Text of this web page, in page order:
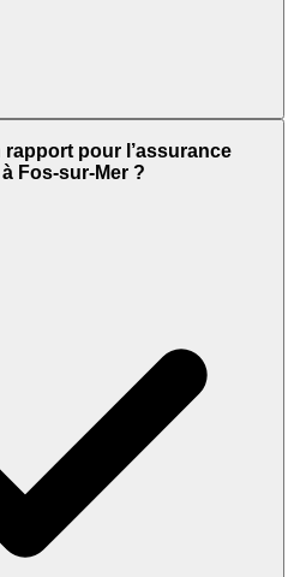
pour l’assurance
Fos-sur-Mer ?